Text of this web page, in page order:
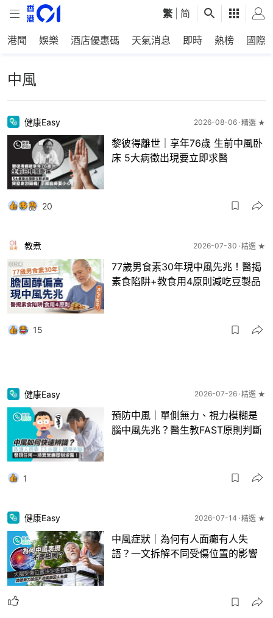
繁 简
港聞 娛樂 酒店優惠碼 天氣消息 即時 熱榜 國際
中風
健康Easy 2026-08-06 精選 ★
黎彼得離世｜享年76歲 生前中風卧
床 5大病徵出現要立即求醫
20
教煮 2026-07-30 精選 ★
77歲男食素30年現中風先兆！醫揭
素食陷阱+教食用4原則減吃豆製品
15
健康Easy 2026-07-26 精選 ★
預防中風｜單側無力、視力模糊是
腦中風先兆？醫生教FAST原則判斷
1
健康Easy 2026-07-14 精選 ★
中風症狀｜為何有人面癱有人失
語？一文拆解不同受傷位置的影響